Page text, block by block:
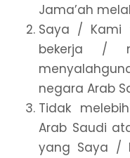
Jama’ah
Saya / Kami
bekerja /
negara Arab
Tidak
Arab Saudi
yang Saya /